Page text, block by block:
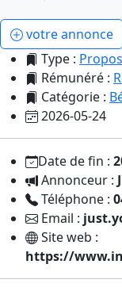
votre annonce
Type :
Rémunéré :
Catégorie :
2026-05-24
Date de fin :
Annonceur :
Téléphone :
Email :
Site web :
https://